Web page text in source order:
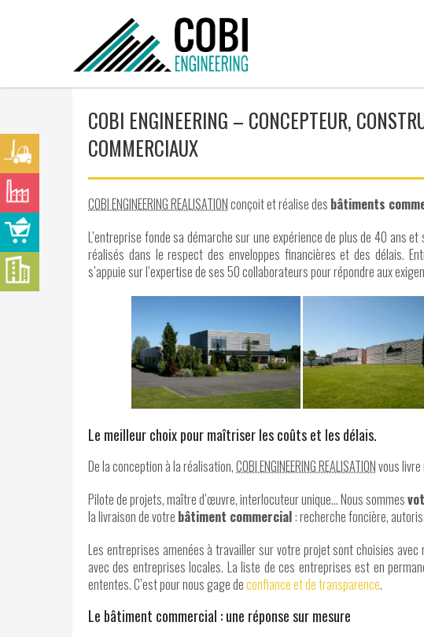
COBI ENGINEERING – CONCEPTEUR,
COMMERCIAUX
COBI ENGINEERING REALISATIONconçoit et réalise des bâtiments
L’entreprise fonde sa démarche sur une expérience de plus de 40 ans et
réalisés dans le respect des enveloppes financières et des délais.
s’appuie sur l’expertise de ses 50 collaborateurs pour répondre aux
Le meilleur choix pour maîtriser les coûts et les délais.
De la conception à la réalisation,COBI ENGINEERING REALISATIONvous livre
Pilote de projets, maître d’œuvre, interlocuteur unique… Nous sommes
la livraison de votre bâtiment commercial: recherche foncière,
Les entreprises amenées à travailler sur votre projet sont choisies
avec des entreprises locales. La liste de ces entreprises est en
ententes. C’est pour nous gage deconfiance et de transparence.
Le bâtiment commercial : une réponse sur mesure